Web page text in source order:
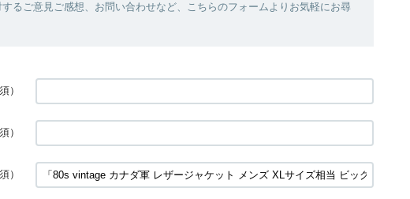
るご意見ご感想、お問い合わせなど、こちらのフォームよりお気軽にお尋
）
）
）